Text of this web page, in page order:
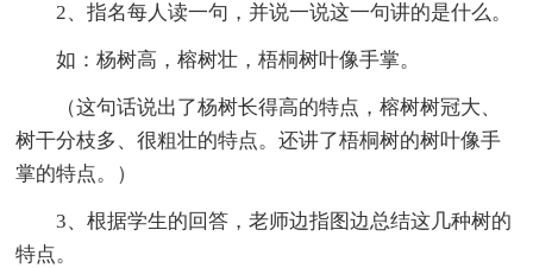
2、指名每人读一句，并说一说这一句讲的是什么。
如：杨树高，榕树壮，梧桐树叶像手掌。
（这句话说出了杨树长得高的特点，榕树树冠大、
树干分枝多、很粗壮的特点。还讲了梧桐树的树叶像手
掌的特点。）
3、根据学生的回答，老师边指图边总结这几种树的
特点。